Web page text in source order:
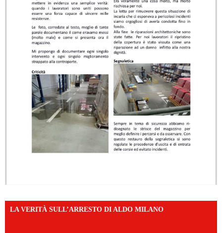
LA VERITÀ SULL’ARRESTO DI ALDO MILANO